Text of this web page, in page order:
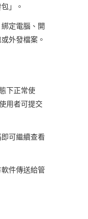
」。
定電腦、開
外發檔案。
下正常使
用者可提交
可繼續查看
件傳送給管